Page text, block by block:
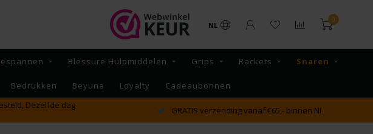
NL
0
Blessure Hulpmiddelen Grips Rackets Snaren
Bedrukken Beyuna Loyalty Cadeaubonnen
Dezelfde dag
GRATIS verzending vanaf €65,- binnen NL